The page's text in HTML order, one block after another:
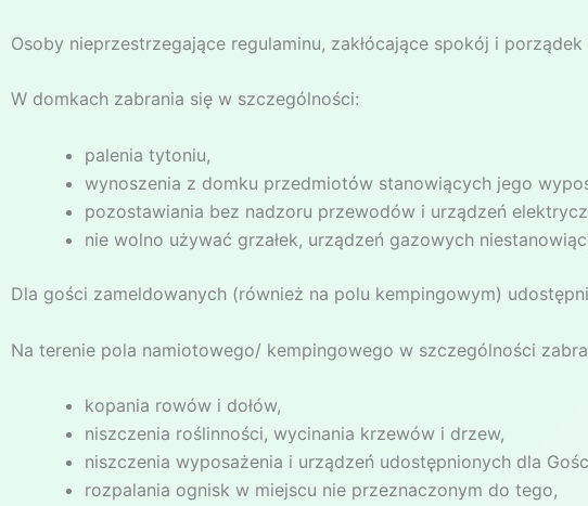
Osoby nieprzestrzegające regulaminu, zakłócające spokój i
W domkach zabrania się w szczególności:
palenia tytoniu,
wynoszenia z domku przedmiotów stanowiących jego
pozostawiania bez nadzoru przewodów i urządzeń
nie wolno używać grzałek, urządzeń gazowych
Dla gości zameldowanych (również na polu kempingowym)
Na terenie pola namiotowego/ kempingowego w szczególności
kopania rowów i dołów,
niszczenia roślinności, wycinania krzewów i drzew,
niszczenia wyposażenia i urządzeń udostępnionych dla
rozpalania ognisk w miejscu nie przeznaczonym do tego,